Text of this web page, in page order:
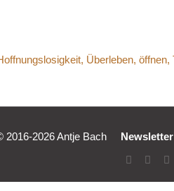
2016-2026 Antje Bach Newsletter